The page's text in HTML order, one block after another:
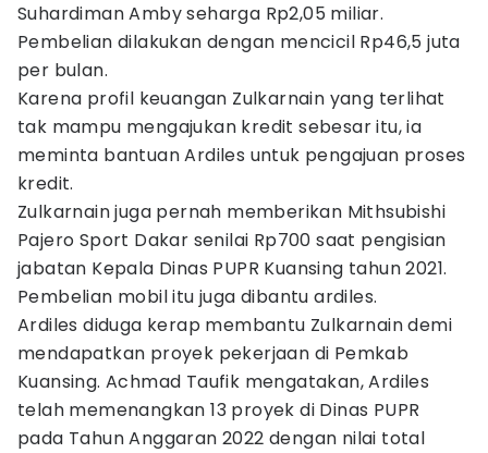
Suhardiman Amby seharga Rp2,05 miliar.
Pembelian dilakukan dengan mencicil Rp46,5 juta
per bulan.
Karena profil keuangan Zulkarnain yang terlihat
tak mampu mengajukan kredit sebesar itu, ia
meminta bantuan Ardiles untuk pengajuan proses
kredit.
Zulkarnain juga pernah memberikan Mithsubishi
Pajero Sport Dakar senilai Rp700 saat pengisian
jabatan Kepala Dinas PUPR Kuansing tahun 2021.
Pembelian mobil itu juga dibantu ardiles.
Ardiles diduga kerap membantu Zulkarnain demi
mendapatkan proyek pekerjaan di Pemkab
Kuansing. Achmad Taufik mengatakan, Ardiles
telah memenangkan 13 proyek di Dinas PUPR
pada Tahun Anggaran 2022 dengan nilai total